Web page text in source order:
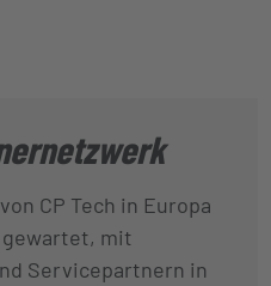
CP Tech in Europa
mit
Servicepartnern in